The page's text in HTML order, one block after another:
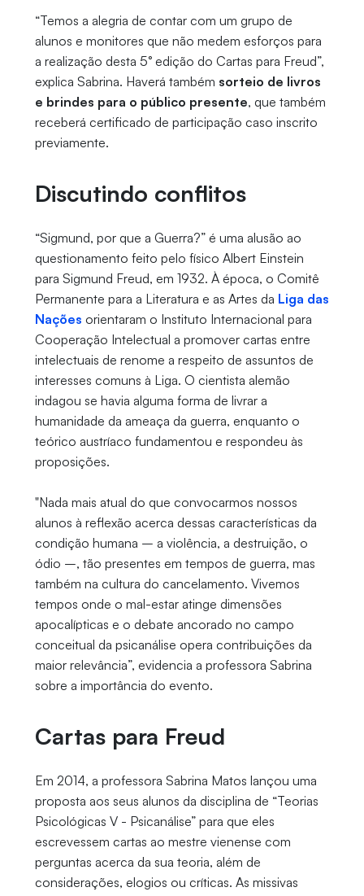
“Temos a alegria de contar com um grupo de
alunos e monitores que não medem esforços para
a realização desta 5° edição do Cartas para Freud”,
explica Sabrina. Haverá também sorteio de livros
e brindes para o público presente, que também
receberá certificado de participação caso inscrito
previamente.
Discutindo conflitos
“Sigmund, por que a Guerra?” é uma alusão ao
questionamento feito pelo físico Albert Einstein
para Sigmund Freud, em 1932. À época, o Comitê
Permanente para a Literatura e as Artes da Liga das
Nações orientaram o Instituto Internacional para
Cooperação Intelectual a promover cartas entre
intelectuais de renome a respeito de assuntos de
interesses comuns à Liga. O cientista alemão
indagou se havia alguma forma de livrar a
humanidade da ameaça da guerra, enquanto o
teórico austríaco fundamentou e respondeu às
proposições.
"Nada mais atual do que convocarmos nossos
alunos à reflexão acerca dessas características da
condição humana – a violência, a destruição, o
ódio –, tão presentes em tempos de guerra, mas
também na cultura do cancelamento. Vivemos
tempos onde o mal-estar atinge dimensões
apocalípticas e o debate ancorado no campo
conceitual da psicanálise opera contribuições da
maior relevância”, evidencia a professora Sabrina
sobre a importância do evento.
Cartas para Freud
Em 2014, a professora Sabrina Matos lançou uma
proposta aos seus alunos da disciplina de “Teorias
Psicológicas V - Psicanálise” para que eles
escrevessem cartas ao mestre vienense com
perguntas acerca da sua teoria, além de
considerações, elogios ou críticas. As missivas